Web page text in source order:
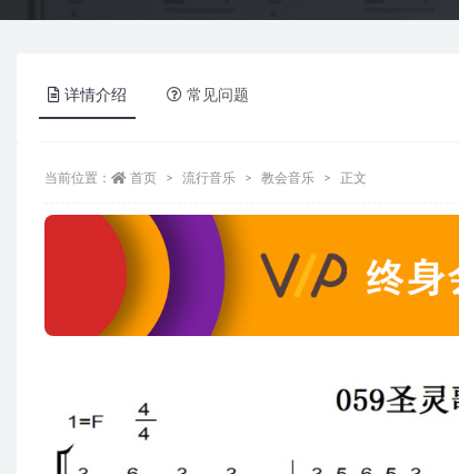
详情介绍 常见问题
当前位置： 首页 流行音乐 教会音乐 正文